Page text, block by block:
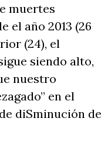
muertes
el año 2013 (26
(24), el
siendo alto,
nuestro
en el
diSminución de